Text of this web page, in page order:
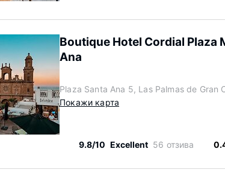
Boutique Hotel Cordial Plaza
Ana
Plaza Santa Ana 5, Las Palmas de Gran
Покажи карта
9.8/10 Excellent 56 отзива